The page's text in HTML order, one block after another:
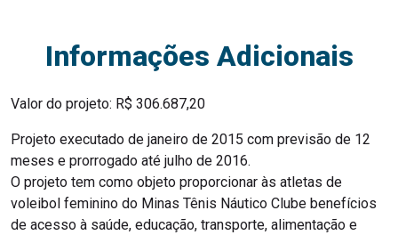
Informações Adicionais
Valor do projeto: R$ 306.687,20
Projeto executado de janeiro de 2015 com previsão de 12
meses e prorrogado até julho de 2016.
O projeto tem como objeto proporcionar às atletas de
voleibol feminino do Minas Tênis Náutico Clube benefícios
de acesso à saúde, educação, transporte, alimentação e